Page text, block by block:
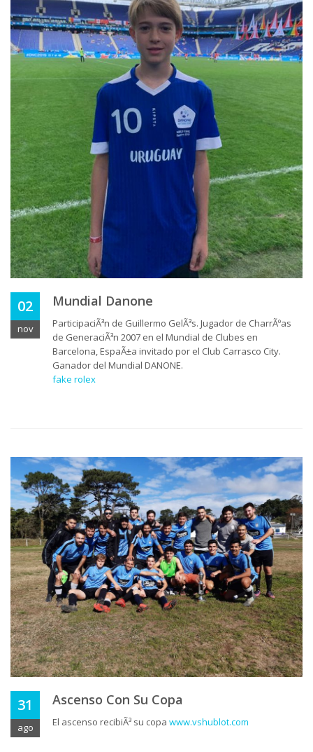
02
nov
Mundial Danone
ParticipaciÃ³n de Guillermo GelÃ³s. Jugador de CharrÃºas
de GeneraciÃ³n 2007 en el Mundial de Clubes en
Barcelona, EspaÃ±a invitado por el Club Carrasco City.
Ganador del Mundial DANONE.
fake rolex
31
ago
Ascenso Con Su Copa
El ascenso recibiÃ³ su copa www.vshublot.com